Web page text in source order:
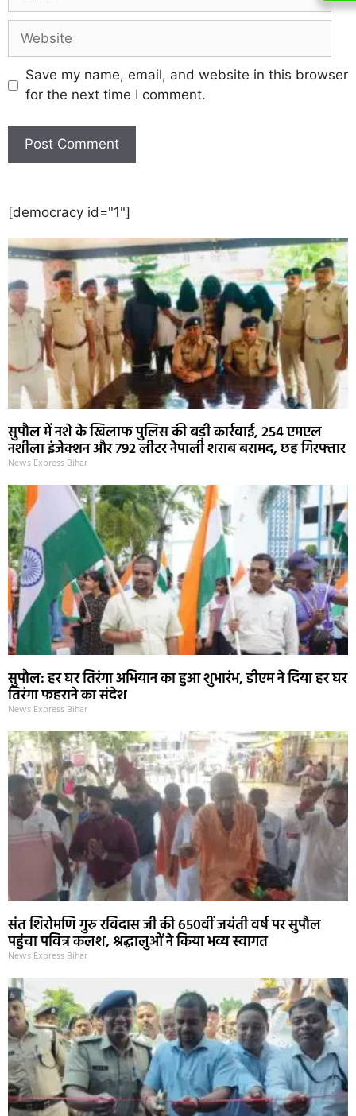
Save my name, email, and website in this browser
for the next time I comment.
[democracy id="1"]
सुपौल में नशे के खिलाफ पुलिस की बड़ी कार्रवाई, 254 एमएल
नशीला इंजेक्शन और 792 लीटर नेपाली शराब बरामद, छह गिरफ्तार
News Express Bihar
सुपौल: हर घर तिरंगा अभियान का हुआ शुभारंभ, डीएम ने दिया हर घर
तिरंगा फहराने का संदेश
News Express Bihar
संत शिरोमणि गुरु रविदास जी की 650वीं जयंती वर्ष पर सुपौल
पहुंचा पवित्र कलश, श्रद्धालुओं ने किया भव्य स्वागत
News Express Bihar